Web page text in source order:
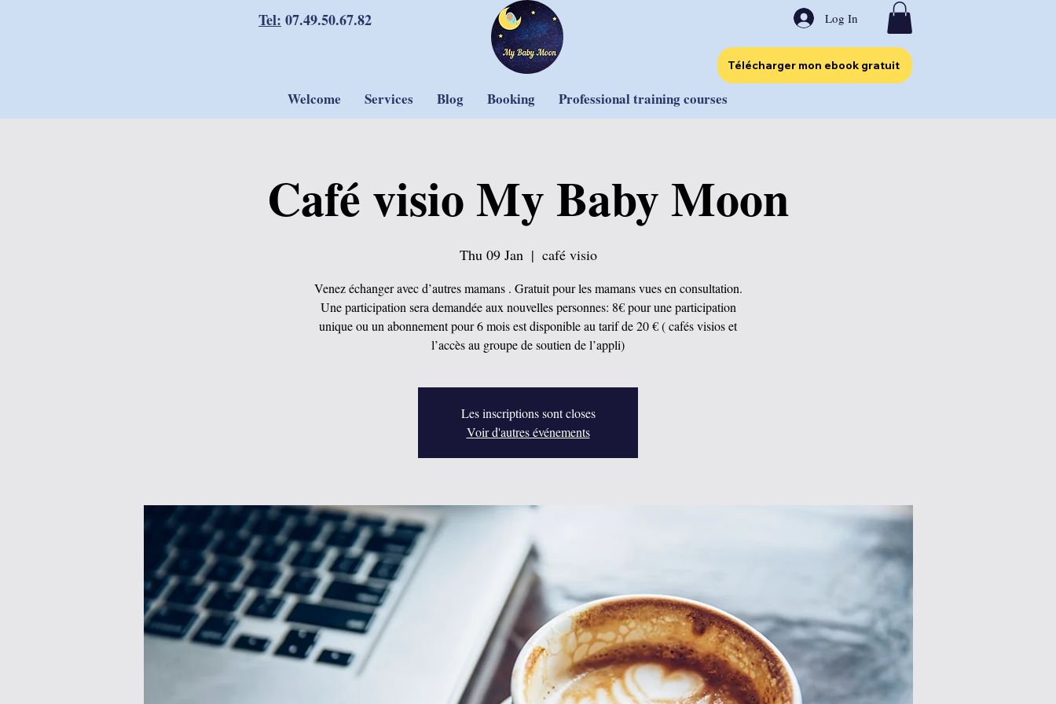
Tel: 07.49.50.67.82 Log In
Télécharger mon ebook gratuit
Welcome Services Blog Booking Professional training courses
Café visio My Baby Moon
Thu 09 Jan
  |
café visio
Venez échanger avec d’autres mamans . Gratuit pour les mamans vues en consultation.
Une participation sera demandée aux nouvelles personnes: 8€ pour une participation
unique ou un abonnement pour 6 mois est disponible au tarif de 20 € ( cafés visios et
l’accès au groupe de soutien de l’appli)
Les inscriptions sont closes
Voir d'autres événements